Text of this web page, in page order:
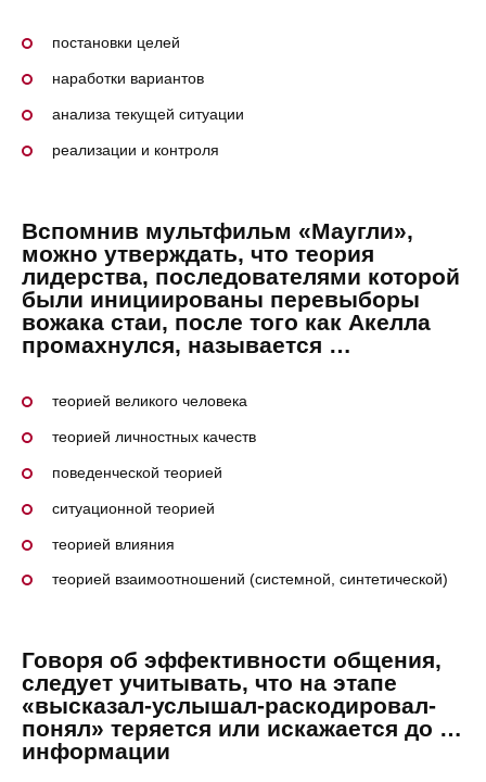
постановки целей
наработки вариантов
анализа текущей ситуации
реализации и контроля
Вспомнив мультфильм «Маугли»,
можно утверждать, что теория
лидерства, последователями которой
были инициированы перевыборы
вожака стаи, после того как Акелла
промахнулся, называется …
теорией великого человека
теорией личностных качеств
поведенческой теорией
ситуационной теорией
теорией влияния
теорией взаимоотношений (системной, синтетической)
Говоря об эффективности общения,
следует учитывать, что на этапе
«высказал-услышал-раскодировал-
понял» теряется или искажается до …
информации